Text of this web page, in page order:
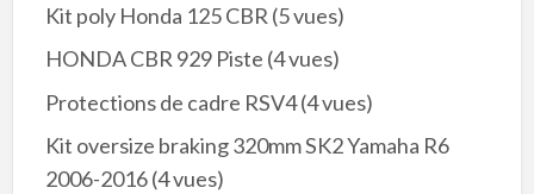
Kit poly Honda 125 CBR (5 vues)
HONDA CBR 929 Piste (4 vues)
Protections de cadre RSV4(4 vues)
Kit oversize braking 320mm SK2 Yamaha R6
2006-2016(4 vues)